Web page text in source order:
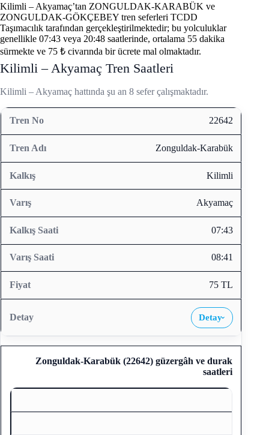
Kilimli – Akyamaç’tan ZONGULDAK-KARABÜK ve
ZONGULDAK-GÖKÇEBEY tren seferleri TCDD
Taşımacılık tarafından gerçekleştirilmektedir; bu yolculuklar
genellikle 07:43 veya 20:48 saatlerinde, ortalama 55 dakika
sürmekte ve 75 ₺ civarında bir ücrete mal olmaktadır.
Kilimli – Akyamaç Tren Saatleri
Kilimli – Akyamaç hattında şu an 8 sefer çalışmaktadır.
22642
Zonguldak-Karabük
Kilimli
Akyamaç
07:43
08:41
75 TL
Detay›
Zonguldak-Karabük (22642)güzergâh ve durak
saatleri